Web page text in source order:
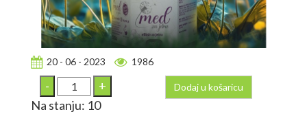
20 - 06 - 2023 1986
Dodaj u košaricu
Na stanju: 10